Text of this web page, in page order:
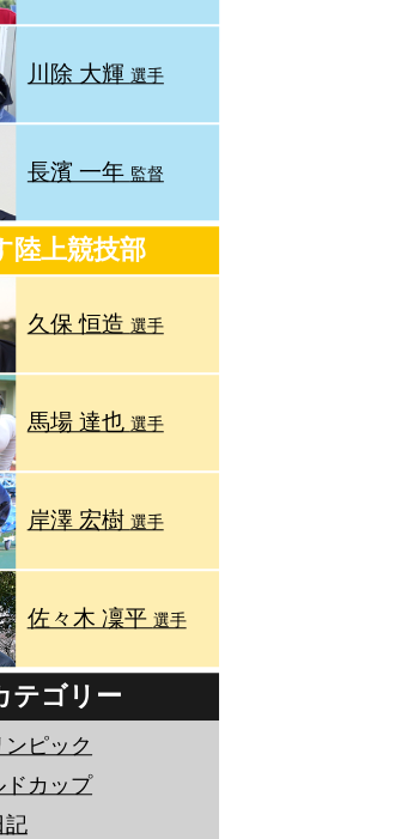
川除 大輝 選手
長濱 一年 監督
陸上競技部
久保 恒造 選手
馬場 達也 選手
岸澤 宏樹 選手
佐々木 凜平 選手
テゴリー
ピック
ドカップ
記